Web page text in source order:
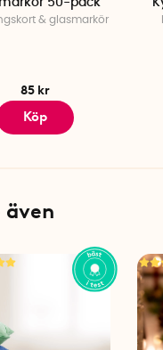
50-pack
& glasmarkör
85 kr
Köp
även